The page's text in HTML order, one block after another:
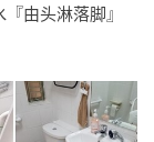
由头淋落脚』